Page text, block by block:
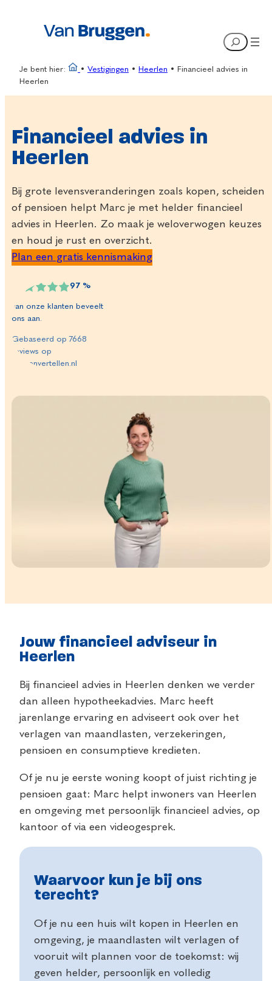
Search
Je bent hier: • Vestigingen • Heerlen •
Financieel advies in
Heerlen
Financieel advies in
Heerlen
Bij grote levensveranderingen zoals kopen, scheiden
of pensioen helpt Marc je met helder financieel
advies in Heerlen. Zo maak je weloverwogen keuzes
en houd je rust en overzicht.
Plan een gratis kennismaking
97 %
van onze klanten beveelt
ons aan.
Gebaseerd op 7668
reviews op
klantenvertellen.nl
Jouw financieel adviseur in
Heerlen
Bij financieel advies in Heerlen denken we verder
dan alleen hypotheekadvies. Marc heeft
jarenlange ervaring en adviseert ook over het
verlagen van maandlasten, verzekeringen,
pensioen en consumptieve kredieten.
Of je nu je eerste woning koopt of juist richting je
pensioen gaat: Marc helpt inwoners van Heerlen
en omgeving met persoonlijk financieel advies, op
kantoor of via een videogesprek.
Waarvoor kun je bij ons
terecht?
Of je nu een huis wilt kopen in Heerlen en
omgeving, je maandlasten wilt verlagen of
vooruit wilt plannen voor de toekomst: wij
geven helder, persoonlijk en volledig